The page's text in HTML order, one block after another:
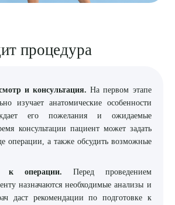
процедура
и консультация. На первом этапе
изучает анатомические особенности
его пожелания и ожидаемые
консультации пациент может задать
операции, а также обсудить возможные
к операции. Перед проведением
назначаются необходимые анализы и
даст рекомендации по подготовке к